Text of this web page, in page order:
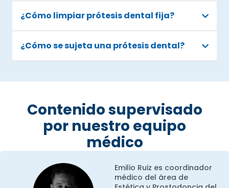
¿Cómo limpiar prótesis dental fija?
¿Cómo se sujeta una prótesis dental?
Contenido supervisado
por nuestro equipo
médico
Emilio Ruiz es coordinador
médico del área de